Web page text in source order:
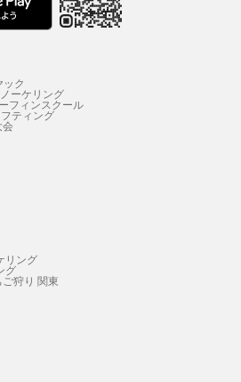
ク
ーケリング
フィンスクール
ティング
会
リング
グ
ご狩り 関東